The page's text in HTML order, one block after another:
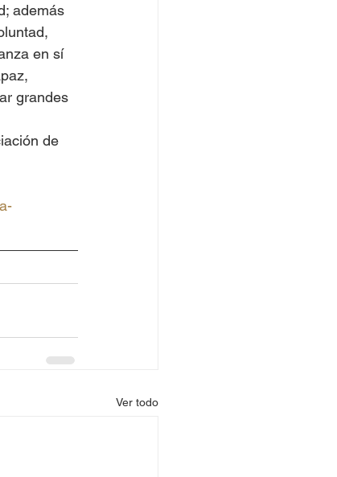
además
en sí
grandes
de
Ver todo